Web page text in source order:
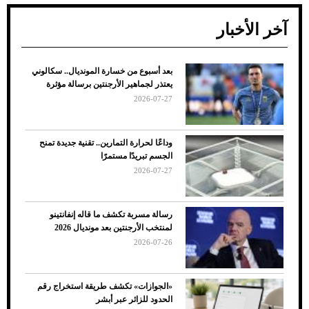
ضعف تبريد مكيف السيارة عند الوقوف.. أشهر
الأسباب والحلول
7 نصائح لاختيار لون البنطلون المناسب للقميص
الأسود
آخر الأخبار
بعد أسبوع من خسارة المونديال.. سكالوني
يعتذر لجماهير الأرجنتين برسالة مؤثرة
2026-07-27
وداعًا لحرارة التمارين.. تقنية جديدة تمنح
الجسم تبريدًا مستمرًا
2026-07-27
رسالة مسربة تكشف ما قاله إنفانتينو
لمنتخب الأرجنتين بعد مونديال 2026
2026-07-26
«الجوازات» تكشف طريقة استخراج رقم
الحدود للزائر عبر أبشر